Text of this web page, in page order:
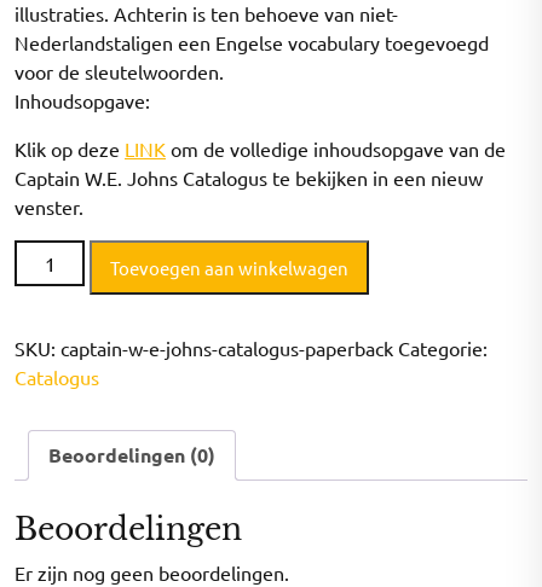
illustraties. Achterin is ten behoeve van niet-
Nederlandstaligen een Engelse vocabulary toegevoegd
voor de sleutelwoorden.
Inhoudsopgave:
Klik op deze LINK om de volledige inhoudsopgave van de
Captain W.E. Johns Catalogus te bekijken in een nieuw
venster.
Captain
W.E.
Catalogus
(paperback)
Toevoegen aan winkelwagen
SKU: captain-w-e-johns-catalogus-paperback Categorie:
Catalogus
Beoordelingen (0)
Beoordelingen
Er zijn nog geen beoordelingen.